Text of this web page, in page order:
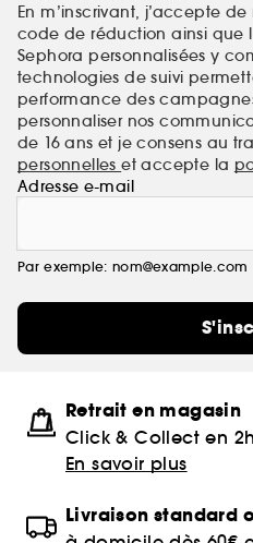
En m’inscrivant, j’accepte
code de réduction ainsi que
Sephora personnalisées y
technologies de suivi
performance des
personnaliser nos
de 16 ans et je consens au
personnelleset accepte la
Adresse e-mail
Par exemple: nom@example.com
Retrait en magasin
Click & Collect en
En savoir plus
Livraison standard